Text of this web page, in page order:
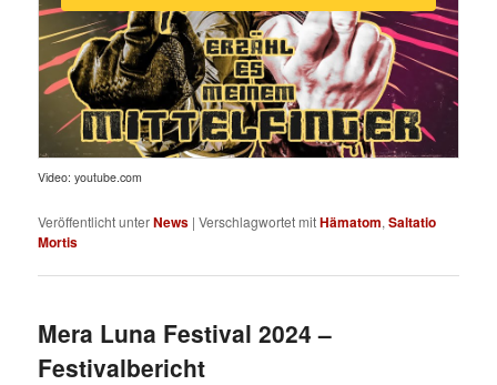
Video: youtube.com
Veröffentlicht unterNews |Verschlagwortet mitHämatom,Saltatio
Mortis
Mera Luna Festival 2024 –
Festivalbericht